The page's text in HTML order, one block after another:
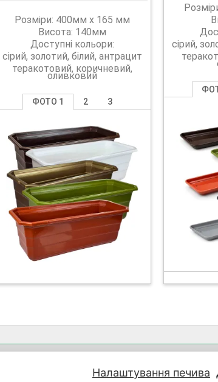
Розміри: 400мм х 165 мм
Висота: 140мм
Доступні кольори:
сірий, золотий, білий, антрацит
теракотовий, коричневий,
оливковий
ФОТО 1 2 3
сірий,
Контакт
Налаштування печива